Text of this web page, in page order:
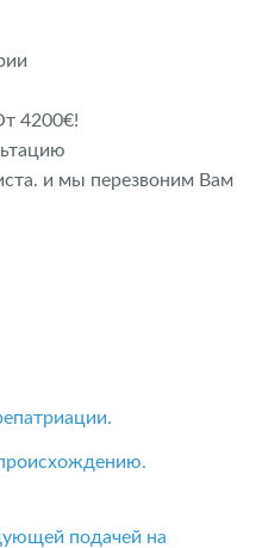
4200€!
и мы перезвоним Вам
подачей на